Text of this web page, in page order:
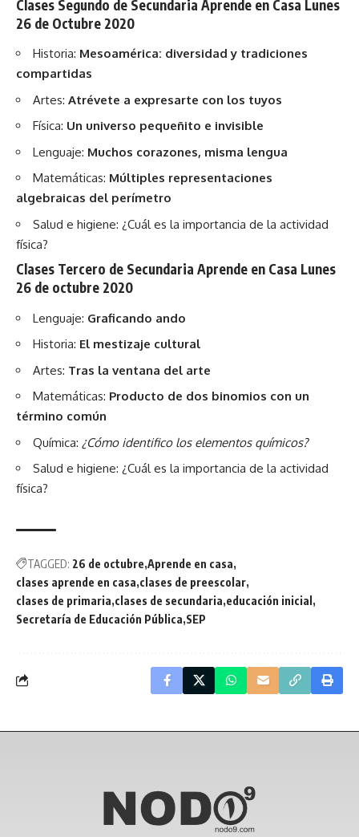
Clases Segundo de Secundaria Aprende en Casa Lunes
26 de Octubre 2020
Historia: Mesoamérica: diversidad y tradiciones
compartidas
Artes: Atrévete a expresarte con los tuyos
Física: Un universo pequeñito e invisible
Lenguaje: Muchos corazones, misma lengua
Matemáticas: Múltiples representaciones
algebraicas del perímetro
Salud e higiene: ¿Cuál es la importancia de la actividad
física?
Clases Tercero de Secundaria Aprende en Casa Lunes
26 de octubre 2020
Lenguaje: Graficando ando
Historia: El mestizaje cultural
Artes: Tras la ventana del arte
Matemáticas: Producto de dos binomios con un
término común
Química: ¿Cómo identifico los elementos químicos?
Salud e higiene: ¿Cuál es la importancia de la actividad
física?
TAGGED: 26 de octubre Aprende en casa
clases aprende en casa clases de preescolar
clases de primaria clases de secundaria educación inicial
Secretaría de Educación Pública SEP